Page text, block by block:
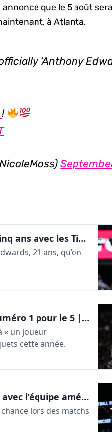
annoncé que le 5 août
à Atlanta.
‘Anthony
!
Anthony Edwards : 260 M$ sur cinq ans avec les Timberwolves | AlleyOop360
21 ans, qu’on
Anthony Edwards troque son numéro 1 pour le 5 | AlleyOop360
« un joueur
cette année.
Anthony Edwards impressionne avec l’équipe américaine | AlleyOop360
lors des matchs